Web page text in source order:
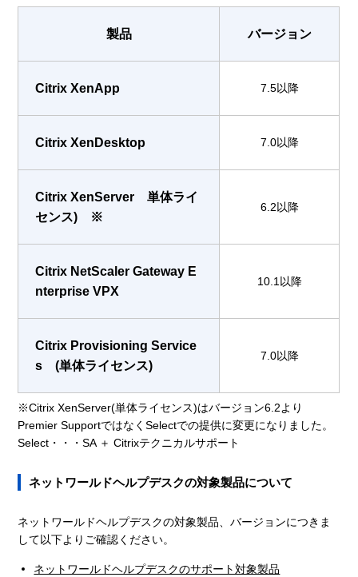
製品 バージョン
Citrix XenApp 7.5以降
Citrix XenDesktop 7.0以降
Citrix XenServer 単体ライ
センス) ※
6.2以降
Citrix NetScaler Gateway E
nterprise VPX
10.1以降
Citrix Provisioning Service
s (単体ライセンス)
7.0以降
※Citrix XenServer(単体ライセンス)はバージョン6.2より
Premier SupportではなくSelectでの提供に変更になりました。
Select・・・SA ＋ Citrixテクニカルサポート
ネットワールドヘルプデスクの対象製品について
ネットワールドヘルプデスクの対象製品、バージョンにつきま
して以下よりご確認ください。
ネットワールドヘルプデスクのサポート対象製品